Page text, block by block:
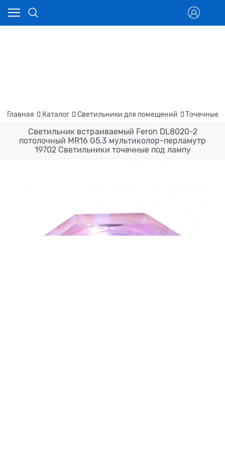
Главная Каталог Светильники для помещений Точечные
Светильник встраиваемый Feron DL8020-2
потолочный MR16 G5.3 мультиколор-перламутр
19702 Светильники точечные под лампу